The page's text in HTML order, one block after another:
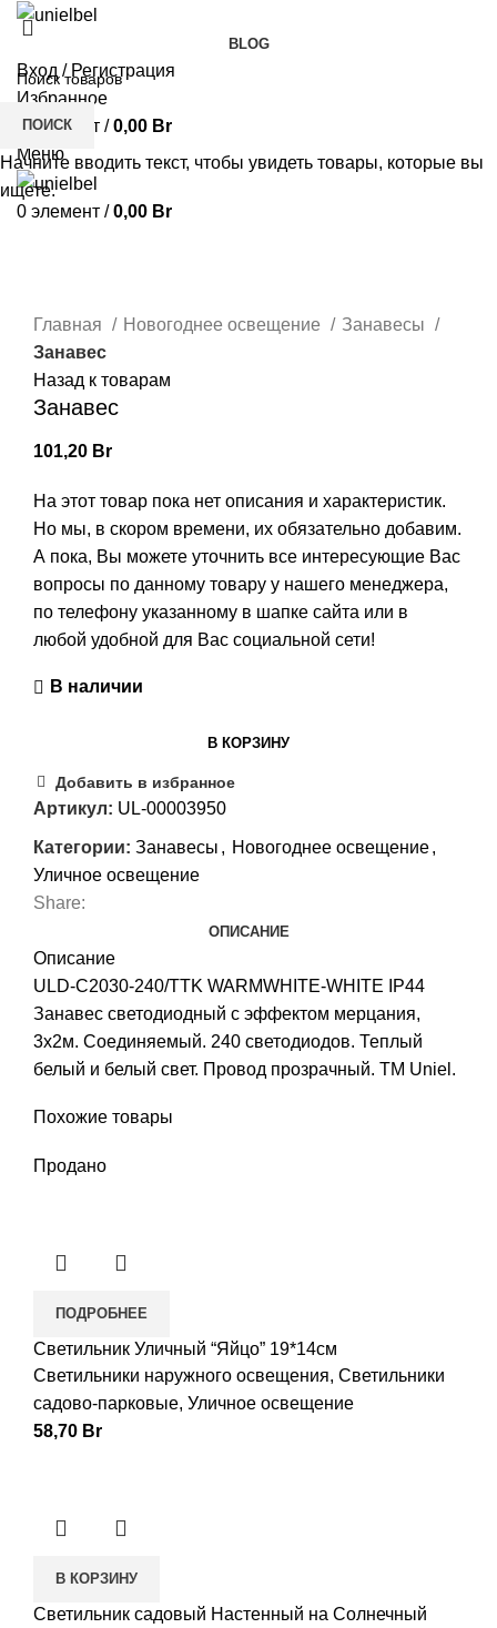
BLOG
Вход / Регистрация
Избранное
0элемент / 0,00 Br
Меню
0 элемент / 0,00 Br
Главная
Новогоднее освещение
Занавесы
Занавес
Назад к товарам
Занавес
101,20 Br
На этот товар пока нет описания и характеристик.
Но мы, в скором времени, их обязательно добавим.
А пока, Вы можете уточнить все интересующие Вас
вопросы по данному товару у нашего менеджера,
по телефону указанному в шапке сайта или в
любой удобной для Вас социальной сети!
В наличии
В КОРЗИНУ
Добавить в избранное
Артикул: UL-00003950
Категории: Занавесы , Новогоднее освещение,
Уличное освещение
Share:
ОПИСАНИЕ
Описание
ULD-C2030-240/TTK WARMWHITE-WHITE IP44
Занавес светодиодный с эффектом мерцания,
3х2м. Соединяемый. 240 светодиодов. Теплый
белый и белый свет. Провод прозрачный. TM Uniel.
Похожие товары
Продано
ПОДРОБНЕЕ
Светильник Уличный “Яйцо” 19*14см
Светильники наружного освещения, Светильники
садово-парковые, Уличное освещение
58,70 Br
В КОРЗИНУ
Светильник садовый Настенный на Солнечный
ПОИСК
Начните вводить текст, чтобы увидеть товары, которые вы
ищете.